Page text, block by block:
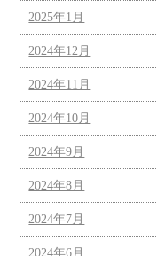
2025年1月
2024年12月
2024年11月
2024年10月
2024年9月
2024年8月
2024年7月
2024年6月